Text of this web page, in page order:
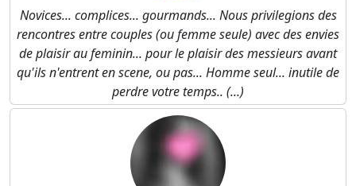
Novices... complices... gourmands... Nous privilegions des
rencontres entre couples (ou femme seule) avec des envies
de plaisir au feminin... pour le plaisir des messieurs avant
qu'ils n'entrent en scene, ou pas... Homme seul... inutile de
perdre votre temps.. (...)